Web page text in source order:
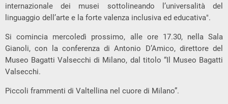
internazionale dei musei sottolineando l’universalità del
linguaggio dell’arte e la forte valenza inclusiva ed educativa".
Si comincia mercoledì prossimo, alle ore 17.30, nella Sala
Gianoli, con la conferenza di Antonio D’Amico, direttore del
Museo Bagatti Valsecchi di Milano, dal titolo “Il Museo Bagatti
Valsecchi.
Piccoli frammenti di Valtellina nel cuore di Milano”.